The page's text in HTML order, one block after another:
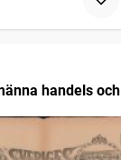
handels och